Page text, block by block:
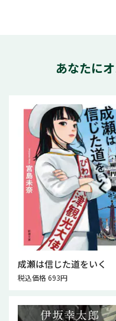
あなたに
成瀬は信じた道をいく
税込価格 693円